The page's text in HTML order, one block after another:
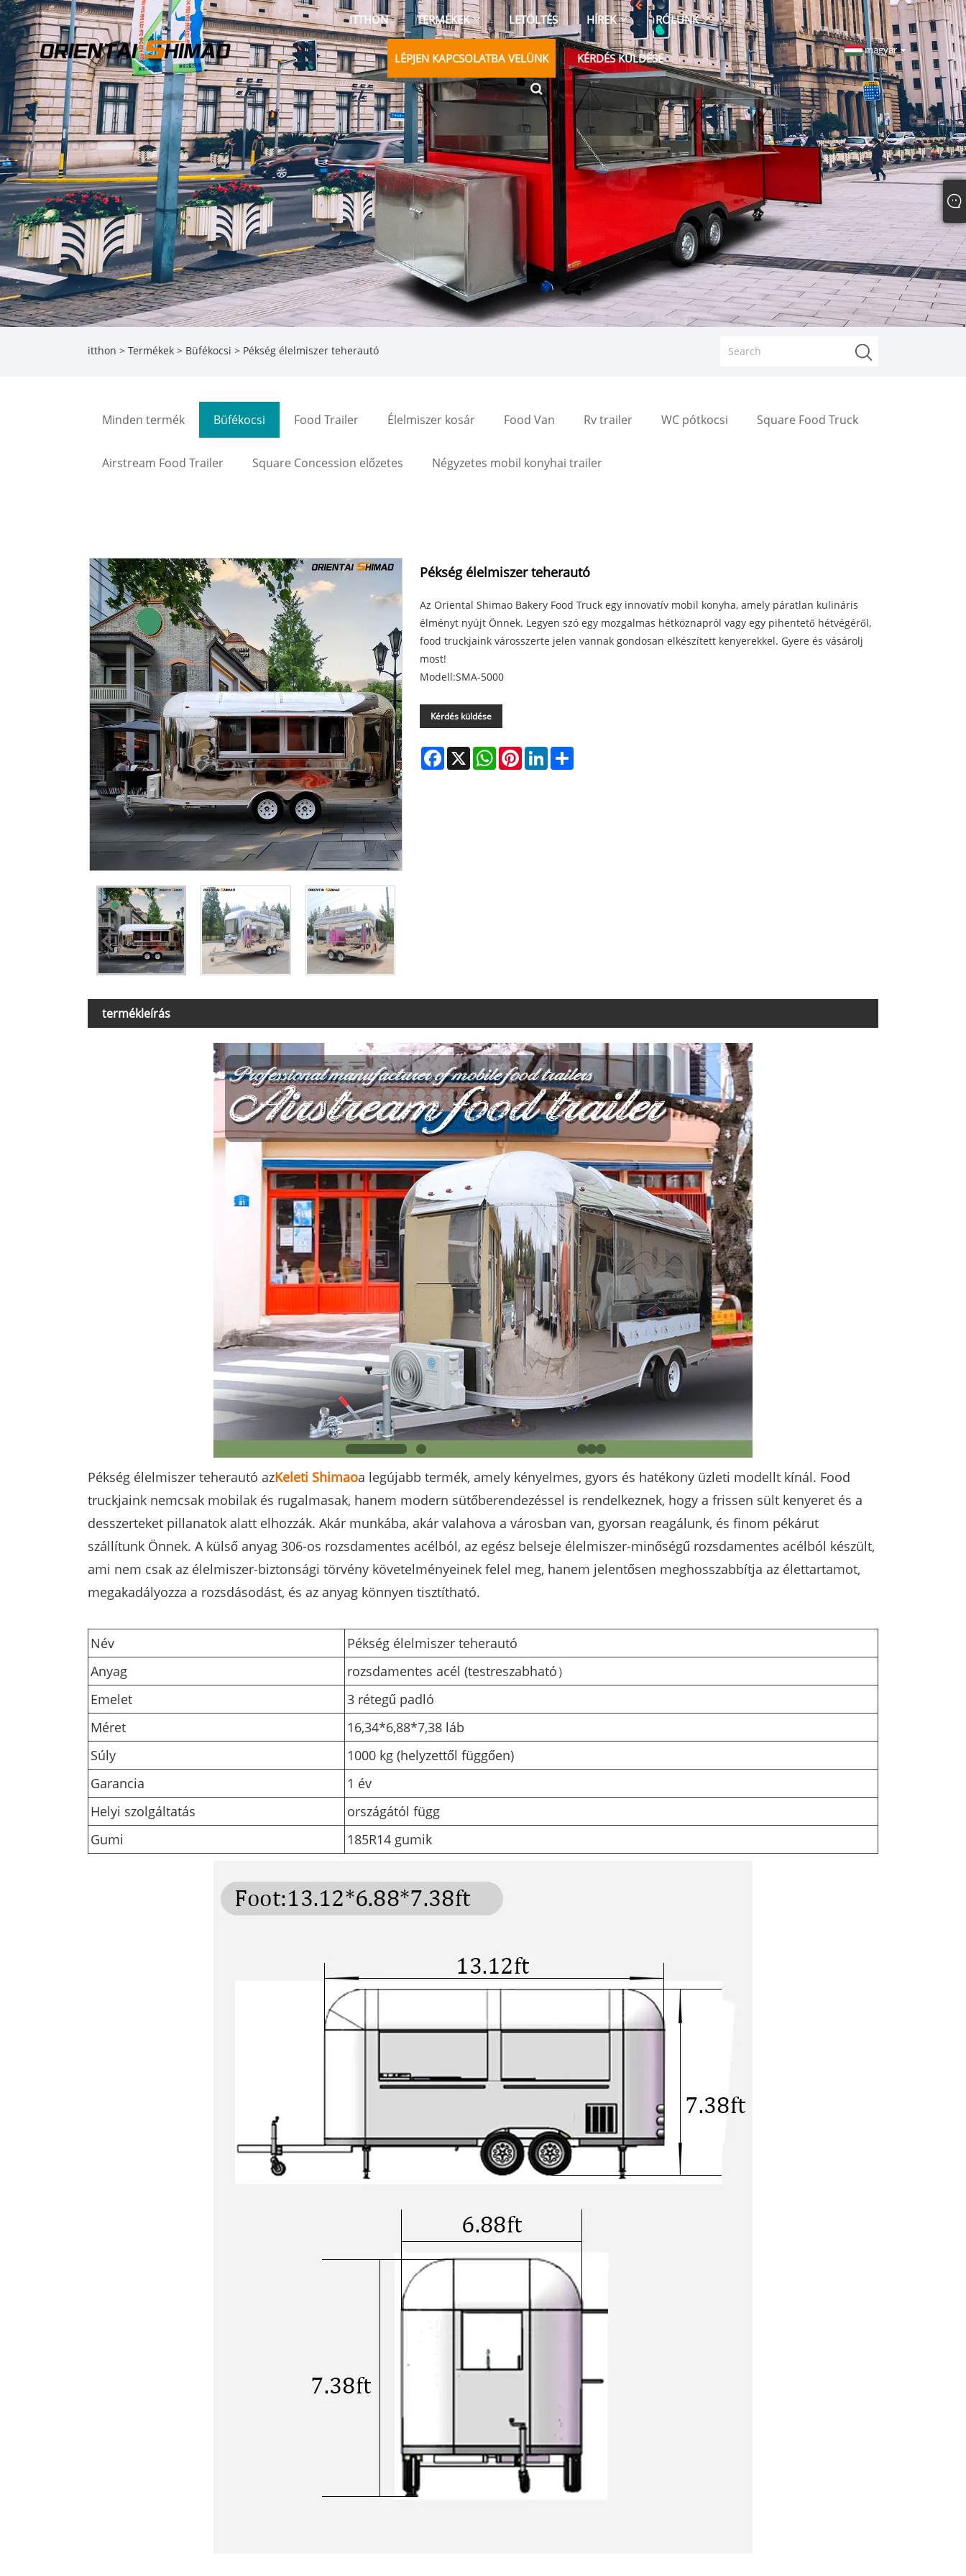
ITTHON TERMÉKEK LETÖLTÉS HÍREK RÓLUNK
LÉPJEN KAPCSOLATBA VELÜNK KÉRDÉS KÜLDÉSE
magyar
itthon > Termékek > Büfékocsi > Pékség élelmiszer teherautó
Minden termék Büfékocsi Food Trailer Élelmiszer kosár Food Van Rv trailer WC pótkocsi Square Food Truck
Airstream Food Trailer Square Concession előzetes Négyzetes mobil konyhai trailer
Pékség élelmiszer teherautó
Az Oriental Shimao Bakery Food Truck egy innovatív mobil konyha, amely páratlan kulináris
élményt nyújt Önnek. Legyen szó egy mozgalmas hétköznapról vagy egy pihentető hétvégéről,
food truckjaink városszerte jelen vannak gondosan elkészített kenyerekkel. Gyere és vásárolj
most!
Modell:SMA-5000
Kérdés küldése
Facebook
X WhatsAppPinterestLinkedIn
termékleírás
Pékség élelmiszer teherautó azKeleti Shimaoa legújabb termék, amely kényelmes, gyors és hatékony üzleti modellt kínál. Food
truckjaink nemcsak mobilak és rugalmasak, hanem modern sütőberendezéssel is rendelkeznek, hogy a frissen sült kenyeret és a
desszerteket pillanatok alatt elhozzák. Akár munkába, akár valahova a városban van, gyorsan reagálunk, és finom pékárut
szállítunk Önnek. A külső anyag 306-os rozsdamentes acélból, az egész belseje élelmiszer-minőségű rozsdamentes acélból készült,
ami nem csak az élelmiszer-biztonsági törvény követelményeinek felel meg, hanem jelentősen meghosszabbítja az élettartamot,
megakadályozza a rozsdásodást, és az anyag könnyen tisztítható.
Név
Pékség élelmiszer teherautó
Anyag
rozsdamentes acél (testreszabható）
Emelet
3 rétegű padló
Méret
16,34*6,88*7,38 láb
Súly
1000 kg (helyzettől függően)
Garancia
1 év
Helyi szolgáltatás
országától függ
Gumi
185R14 gumik